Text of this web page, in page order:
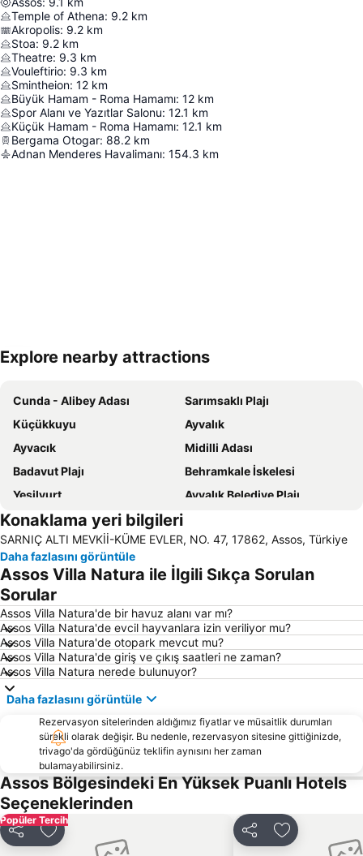
Temple of Athena: 9.2 km
Akropolis: 9.2 km
Stoa: 9.2 km
Theatre: 9.3 km
Vouleftirio: 9.3 km
Smintheion: 12 km
Büyük Hamam - Roma Hamamı: 12 km
Spor Alanı ve Yazıtlar Salonu: 12.1 km
Küçük Hamam - Roma Hamamı: 12.1 km
Bergama Otogar: 88.2 km
Adnan Menderes Havalimanı: 154.3 km
Haritayı genişlet
Explore nearby attractions
Cunda - Alibey Adası
Sarımsaklı Plajı
Küçükkuyu
Ayvalık
Ayvacık
Midilli Adası
Badavut Plajı
Behramkale İskelesi
Yeşilyurt
Ayvalık Belediye Plajı
Babakale
Artur Güvercin Koyu
Bozcaada Independence Anniversary Celebration
Molyvos Castle
Ayazma Fuar
Şeytan Sofrası
Castle of Mytilini
Artur Martı Koyu
Tsamakia Beach
Traditional Settlement of Molyvos
Özdemir Site Plajı
Skala Eresou
Museum of the Olive - Lesvos Eftalou
Agiassos
Traditional Settlement of Petra
Kanoni
Taxiarchis of Mandamados Feast
Mistegna Feast
Valide Djami
Tsonia
Moni Taxiarchi
Traditional Settlement of Panaghiouda
Traditional Settlement of Moria
Saint Raphael Monastery
Ancient Theatre
Konaklama yeri bilgileri
SARNIÇ ALTI MEVKİİ-KÜME EVLER, NO. 47, 17862, Assos, Türkiye
Daha fazlasını görüntüle
Assos Villa Natura ile İlgili Sıkça Sorulan
Sorular
Assos Villa Natura'de bir havuz alanı var mı?
Assos Villa Natura'de evcil hayvanlara izin veriliyor mu?
Assos Villa Natura'de otopark mevcut mu?
Assos Villa Natura'de giriş ve çıkış saatleri ne zaman?
Assos Villa Natura nerede bulunuyor?
Daha fazlasını görüntüle
Rezervasyon sitelerinden aldığımız fiyatlar ve müsaitlik durumları
sürekli olarak değişir. Bu nedenle, rezervasyon sitesine gittiğinizde,
trivago'da gördüğünüz teklifin aynısını her zaman
bulamayabilirsiniz.
Assos Bölgesindeki En Yüksek Puanlı Hotels
Seçeneklerinden
Popüler Tercih
Paylaş Favorilerime ekle Paylaş Favorilerime